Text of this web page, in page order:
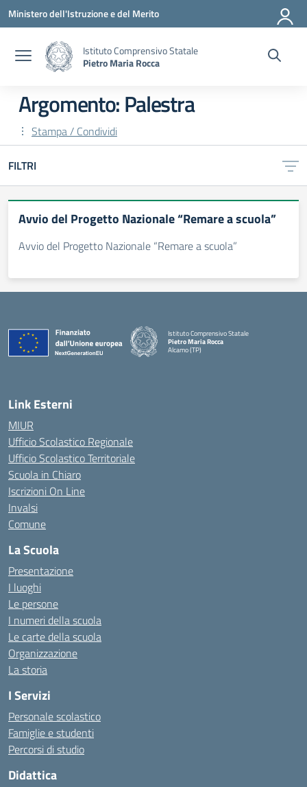
Vai ai contenuti
Vai al menu di navigazione
Vai al footer
Ministero dell'Istruzione e del Merito
Istituto Comprensivo Statale
Pietro Maria Rocca
Argomento: Palestra
Stampa / Condividi
FILTRI
Avvio del Progetto Nazionale “Remare a scuola”
Avvio del Progetto Nazionale “Remare a scuola”
Istituto Comprensivo Statale
Pietro Maria Rocca
Alcamo (TP)
Link Esterni
MIUR
Ufficio Scolastico Regionale
Ufficio Scolastico Territoriale
Scuola in Chiaro
Iscrizioni On Line
Invalsi
Comune
La Scuola
Presentazione
I luoghi
Le persone
I numeri della scuola
Le carte della scuola
Organizzazione
La storia
I Servizi
Personale scolastico
Famiglie e studenti
Percorsi di studio
Didattica